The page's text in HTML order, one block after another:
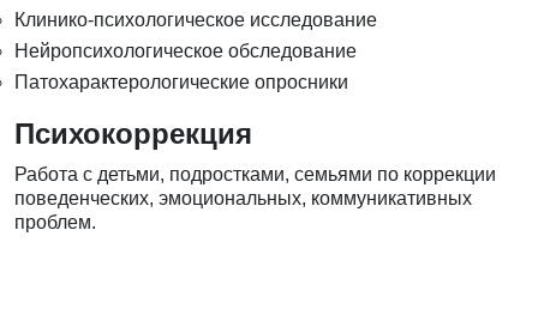
Клинико-психологическое исследование
Нейропсихологическое обследование
Патохарактерологические опросники
Психокоррекция
Работа с детьми, подростками, семьями по коррекции
поведенческих, эмоциональных, коммуникативных
проблем.